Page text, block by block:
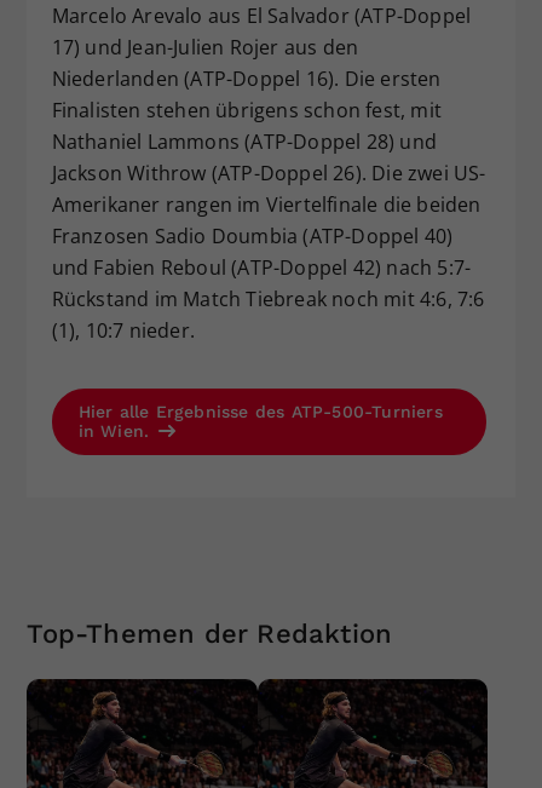
Marcelo Arevalo aus El Salvador (ATP-Doppel
17) und Jean-Julien Rojer aus den
Niederlanden (ATP-Doppel 16). Die ersten
Finalisten stehen übrigens schon fest, mit
Nathaniel Lammons (ATP-Doppel 28) und
Jackson Withrow (ATP-Doppel 26). Die zwei US-
Amerikaner rangen im Viertelfinale die beiden
Franzosen Sadio Doumbia (ATP-Doppel 40)
und Fabien Reboul (ATP-Doppel 42) nach 5:7-
Rückstand im Match Tiebreak noch mit 4:6, 7:6
(1), 10:7 nieder.
Hier alle Ergebnisse des ATP-500-Turniers
in Wien.
Top-Themen der Redaktion